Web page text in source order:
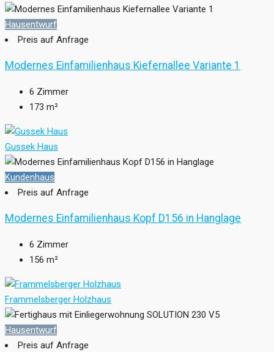
Hausentwurf
Preis auf Anfrage
Modernes Einfamilienhaus Kiefernallee Variante 1
6 Zimmer
173 m²
Gussek Haus
Kundenhaus
Preis auf Anfrage
Modernes Einfamilienhaus Kopf D156 in Hanglage
6 Zimmer
156 m²
Frammelsberger Holzhaus
Hausentwurf
Preis auf Anfrage